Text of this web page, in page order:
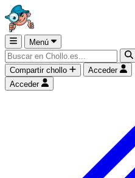
Menú
Compartir chollo
Acceder
Acceder